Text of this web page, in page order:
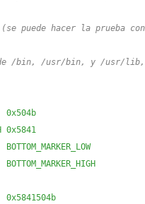
puede hacer la prueba
/bin, /usr/bin, y /usr/lib,
0x504b
0x5841
0x5841504b